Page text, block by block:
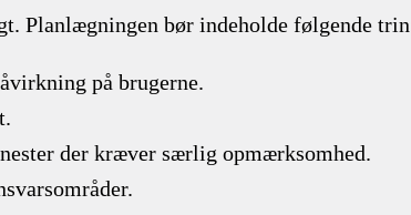
Planlægningen bør indeholde følgende
på brugerne.
der kræver særlig opmærksomhed.